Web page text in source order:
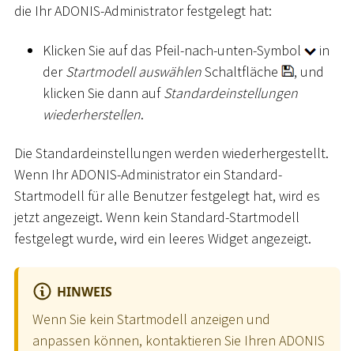
die Ihr ADONIS-Administrator festgelegt hat:
Klicken Sie auf das Pfeil-nach-unten-Symbol
in
derStartmodell auswählenSchaltfläche
, und
klicken Sie dann aufStandardeinstellungen
wiederherstellen.
Die Standardeinstellungen werden wiederhergestellt.
Wenn Ihr ADONIS-Administrator ein Standard-
Startmodell für alle Benutzer festgelegt hat, wird es
jetzt angezeigt. Wenn kein Standard-Startmodell
festgelegt wurde, wird ein leeres Widget angezeigt.
HINWEIS
Wenn Sie kein Startmodell anzeigen und
anpassen können, kontaktieren Sie Ihren ADONIS